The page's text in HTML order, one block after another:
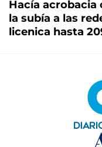
Hacía acrobacia
la subía a las
licenica hasta